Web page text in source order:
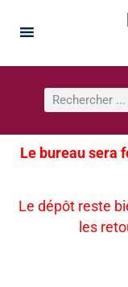
Le bureau sera
Le dépôt reste
les